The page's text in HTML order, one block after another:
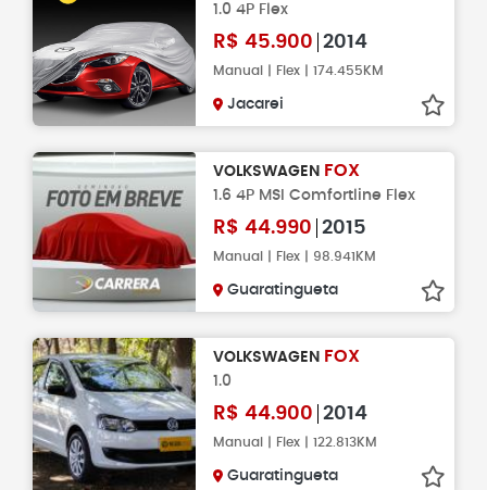
1.0 4P Flex
R$ 45.900 2014
Manual | Flex | 174.455KM
Jacarei
VOLKSWAGEN FOX
1.6 4P MSI Comfortline Flex
R$ 44.990 2015
Manual | Flex | 98.941KM
Guaratingueta
VOLKSWAGEN FOX
1.0
R$ 44.900 2014
Manual | Flex | 122.813KM
Guaratingueta